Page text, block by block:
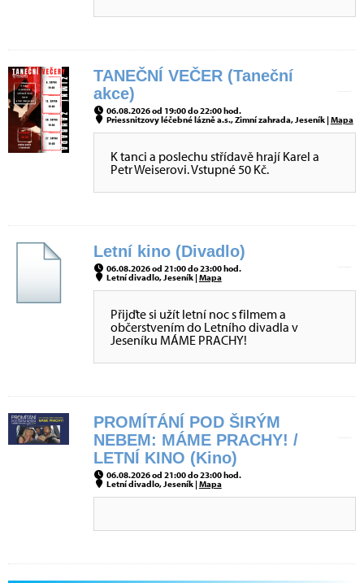
TANEČNÍ VEČER (Taneční
akce)
06.08.2026 od 19:00 do 22:00 hod.
Priessnitzovy léčebné lázně a.s., Zimní zahrada, Jeseník |Mapa
K tanci a poslechu střídavě hrají Karel a
Petr Weiserovi. Vstupné 50 Kč.
Letní kino (Divadlo)
06.08.2026 od 21:00 do 23:00 hod.
Letní divadlo, Jeseník |Mapa
Přijďte si užít letní noc s filmem a
občerstvením do Letního divadla v
Jeseníku MÁME PRACHY!
PROMÍTÁNÍ POD ŠIRÝM
NEBEM: MÁME PRACHY! /
LETNÍ KINO (Kino)
06.08.2026 od 21:00 do 23:00 hod.
Letní divadlo, Jeseník |Mapa